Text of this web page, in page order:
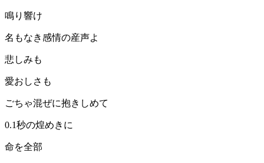
鳴り響け
名もなき感情の産声よ
悲しみも
愛おしさも
ごちゃ混ぜに抱きしめて
0.1秒の煌めきに
命を全部